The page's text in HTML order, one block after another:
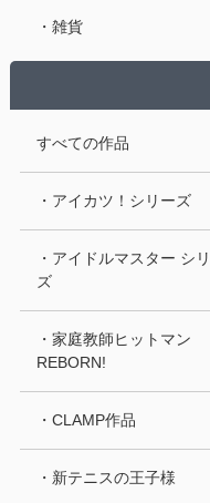
・雑貨
すべての作品
・アイカツ！シリーズ
・アイドルマスター シ
ズ
・家庭教師ヒットマン
REBORN!
・CLAMP作品
・新テニスの王子様